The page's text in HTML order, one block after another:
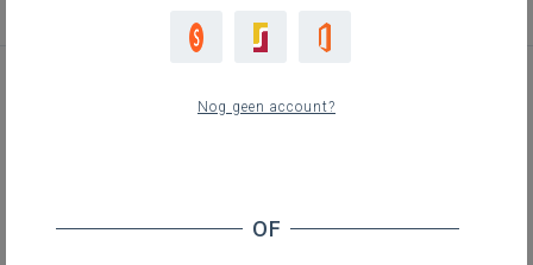
Nog geen account?